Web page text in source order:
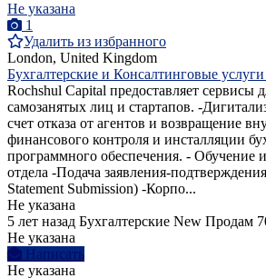
Не указана
1
Удалить из избранного
London, United Kingdom
Бухгалтерские и Консалтинговые
Rochshul Capital предоставляет сервисы
самозанятых лиц и стартапов. -
счет отказа от агентов и возвращение
финансового контроля и инсталляции
программного обеспечения. - Обучение
отдела -Подача заявления-
Statement Submission) -Корпо...
Не указана
5 лет назад Бухгалтерские New Продам
Не указана
Написать
Не указана